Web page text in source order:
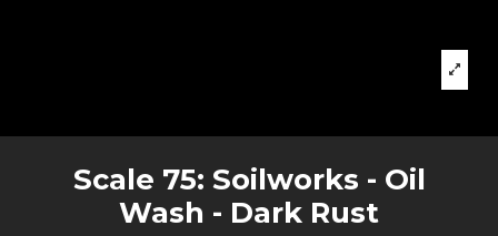
Scale 75: Soilworks - Oil
Wash - Dark Rust